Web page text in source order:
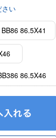
い
BB86 86.5X41
86.5X46